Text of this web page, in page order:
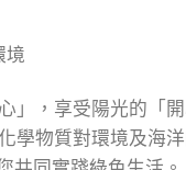
境
」，享受陽光的「開
學物質對環境及海洋